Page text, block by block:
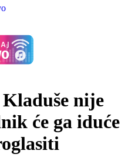
nije
će ga iduće